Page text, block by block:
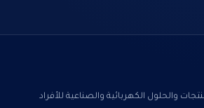
والحلول الكهربائية والصناعية للأفراد